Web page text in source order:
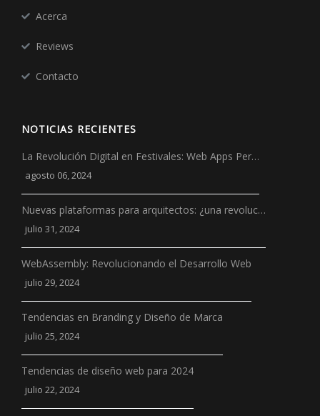
Acerca
Reviews
Contacto
NOTICIAS RECIENTES
La Revolución Digital en Festivales: Web Apps Per…
agosto 06, 2024
Nuevas plataformas para arquitectos: ¿una revoluc…
julio 31, 2024
WebAssembly: Revolucionando el Desarrollo Web
julio 29, 2024
Tendencias en Branding y Diseño de Marca
julio 25, 2024
Tendencias de diseño web para 2024
julio 22, 2024